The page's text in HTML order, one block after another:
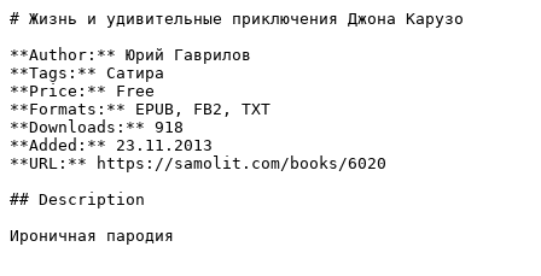
# Жизнь и удивительные приключения Джона Карузо
**Author:** Юрий Гаврилов
**Tags:** Сатира
**Price:** Free
**Formats:** EPUB, FB2, TXT
**Downloads:** 918
**Added:** 23.11.2013
**URL:** https://samolit.com/books/6020
## Description
Ироничная пародия